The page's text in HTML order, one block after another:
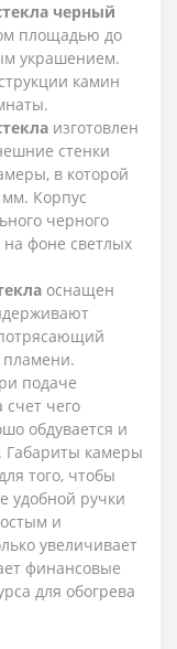
черный
площадью до
украшением.
камин
изготовлен
стенки
в которой
мм. Корпус
черного
на фоне светлых
оснащен
пламени.
подаче
счет чего
обдувается и
Габариты камеры
того, чтобы
удобной ручки
и
увеличивает
финансовые
для обогрева